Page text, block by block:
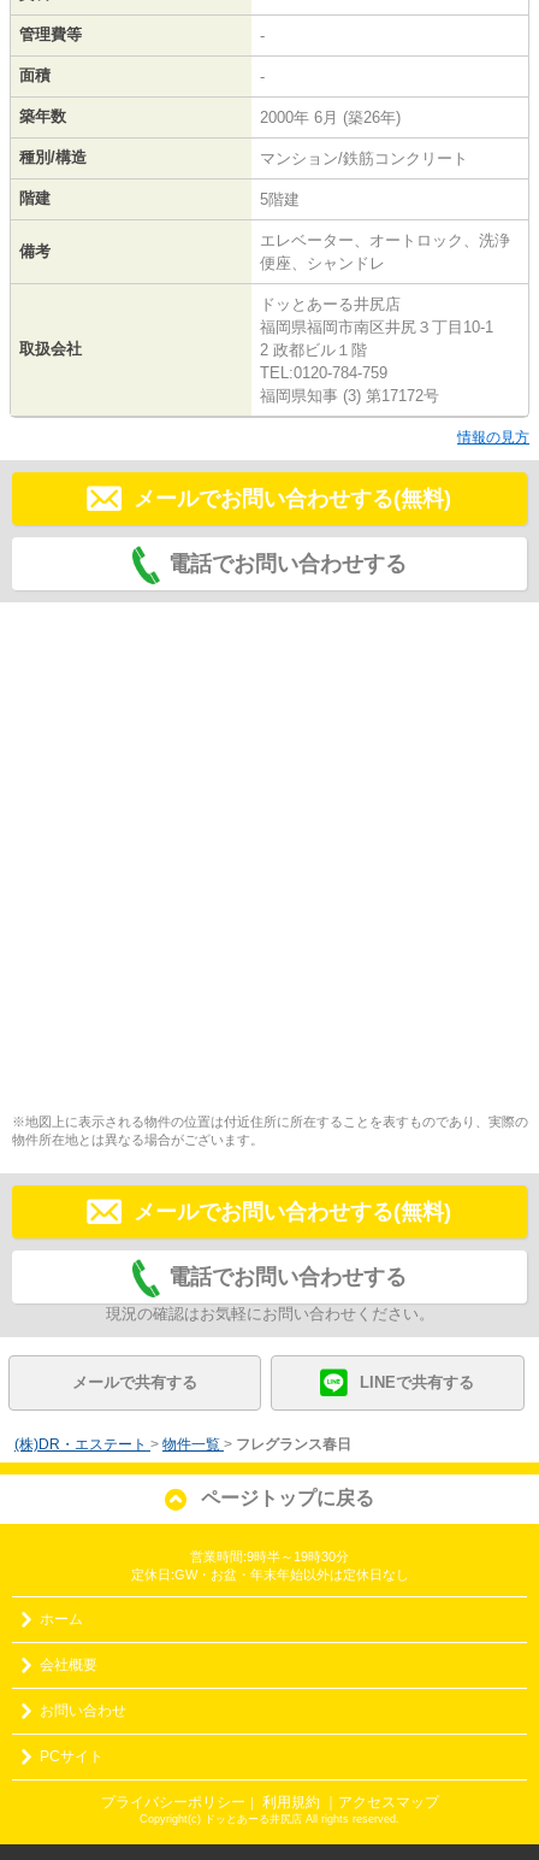
管理費等 -
面積 -
築年数 2000年 6月 (築26年)
種別/構造 マンション/鉄筋コンクリート
階建 5階建
備考
エレベーター、オートロック、洗浄
便座、シャンドレ
取扱会社
ドッとあーる井尻店
福岡県福岡市南区井尻３丁目10-1
2 政都ビル１階
TEL:0120-784-759
福岡県知事 (3) 第17172号
情報の見方
メールでお問い合わせする(無料)
電話でお問い合わせする
※地図上に表示される物件の位置は付近住所に所在することを表すものであり、実際の
物件所在地とは異なる場合がございます。
メールでお問い合わせする(無料)
電話でお問い合わせする
現況の確認はお気軽にお問い合わせください。
メールで共有する LINEで共有する
(株)DR・エステート > 物件一覧 > フレグランス春日
ページトップに戻る
営業時間:9時半～19時30分
定休日:GW・お盆・年末年始以外は定休日なし
ホーム
会社概要
お問い合わせ
PCサイト
プライバシーポリシー 利用規約 ｜アクセスマップ
Copyright(c) ドッとあーる井尻店 All rights reserved.